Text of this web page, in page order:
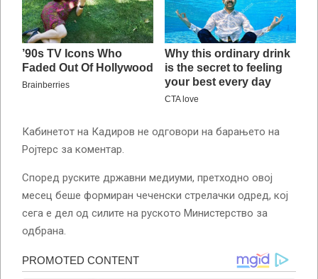
Кабинетот на Кадиров не одговори на барањето на
Ројтерс за коментар.
Според руските државни медиуми, претходно овој
месец беше формиран чеченски стрелачки одред, кој
сега е дел од силите на руското Министерство за
одбрана.